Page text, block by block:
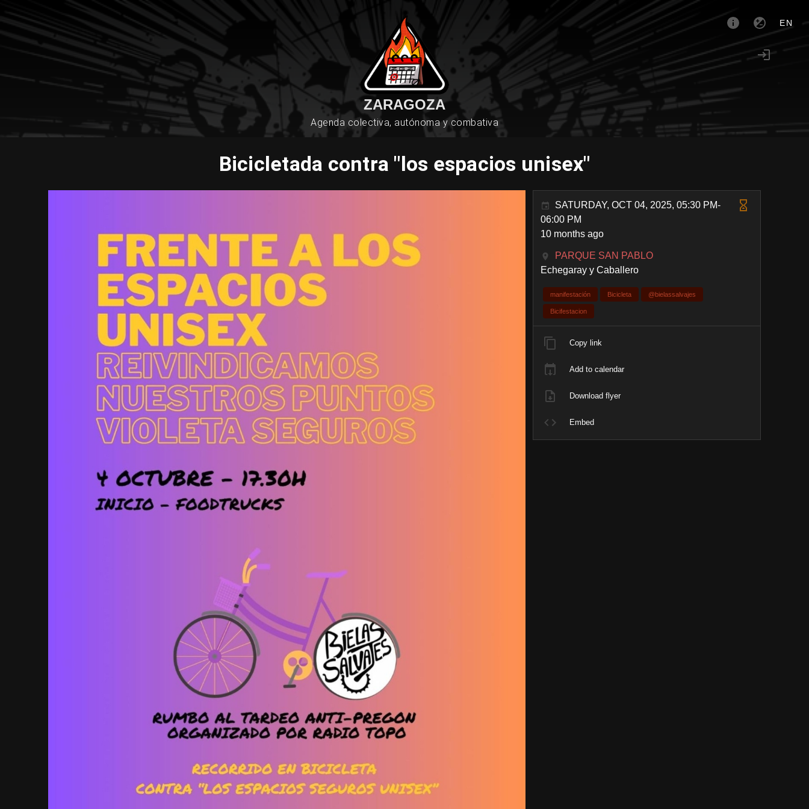
EN
ZARAGOZA
Agenda colectiva, autónoma y combativa
Bicicletada contra "los espacios unisex"
SATURDAY, OCT 04, 2025, 05:30 PM-
06:00 PM
10 months ago
PARQUE SAN PABLO
Echegaray y Caballero
manifestación Bicicleta @bielassalvajes
Bicifestacion
Copy link
Add to calendar
Download flyer
Embed